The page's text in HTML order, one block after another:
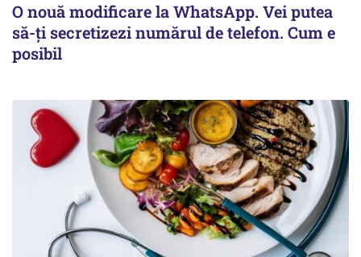
O nouă modificare la WhatsApp. Vei putea
să-ți secretizezi numărul de telefon. Cum e
posibil